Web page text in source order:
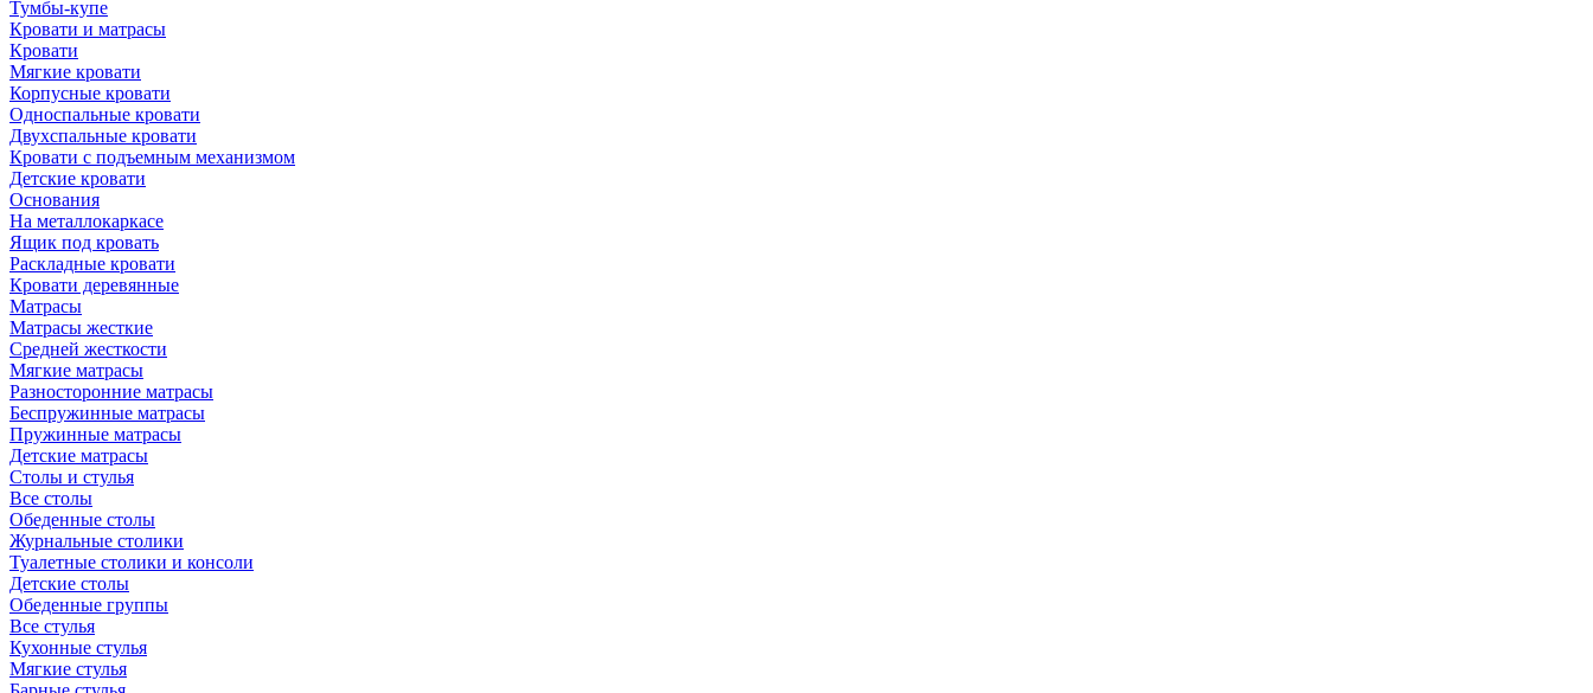
Тумбы-купе
Кровати и матрасы
Кровати
Мягкие кровати
Корпусные кровати
Односпальные кровати
Двухспальные кровати
Кровати с подъемным механизмом
Детские кровати
Основания
На металлокаркасе
Ящик под кровать
Раскладные кровати
Кровати деревянные
Матрасы
Матрасы жесткие
Средней жесткости
Мягкие матрасы
Разносторонние матрасы
Беспружинные матрасы
Пружинные матрасы
Детские матрасы
Столы и стулья
Все столы
Обеденные столы
Журнальные столики
Туалетные столики и консоли
Детские столы
Обеденные группы
Все стулья
Кухонные стулья
Мягкие стулья